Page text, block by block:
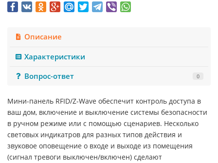
Описание
Характеристики
Вопрос-ответ
0
Мини-панель RFID/Z-Wave обеспечит контроль доступа в
ваш дом, включение и выключение системы безопасности
в ручном режиме или с помощью сценариев. Несколько
световых индикатров для разных типов действия и
звуковое оповещение о входе и выходе из помещения
(сигнал тревоги выключен/включен) сделают